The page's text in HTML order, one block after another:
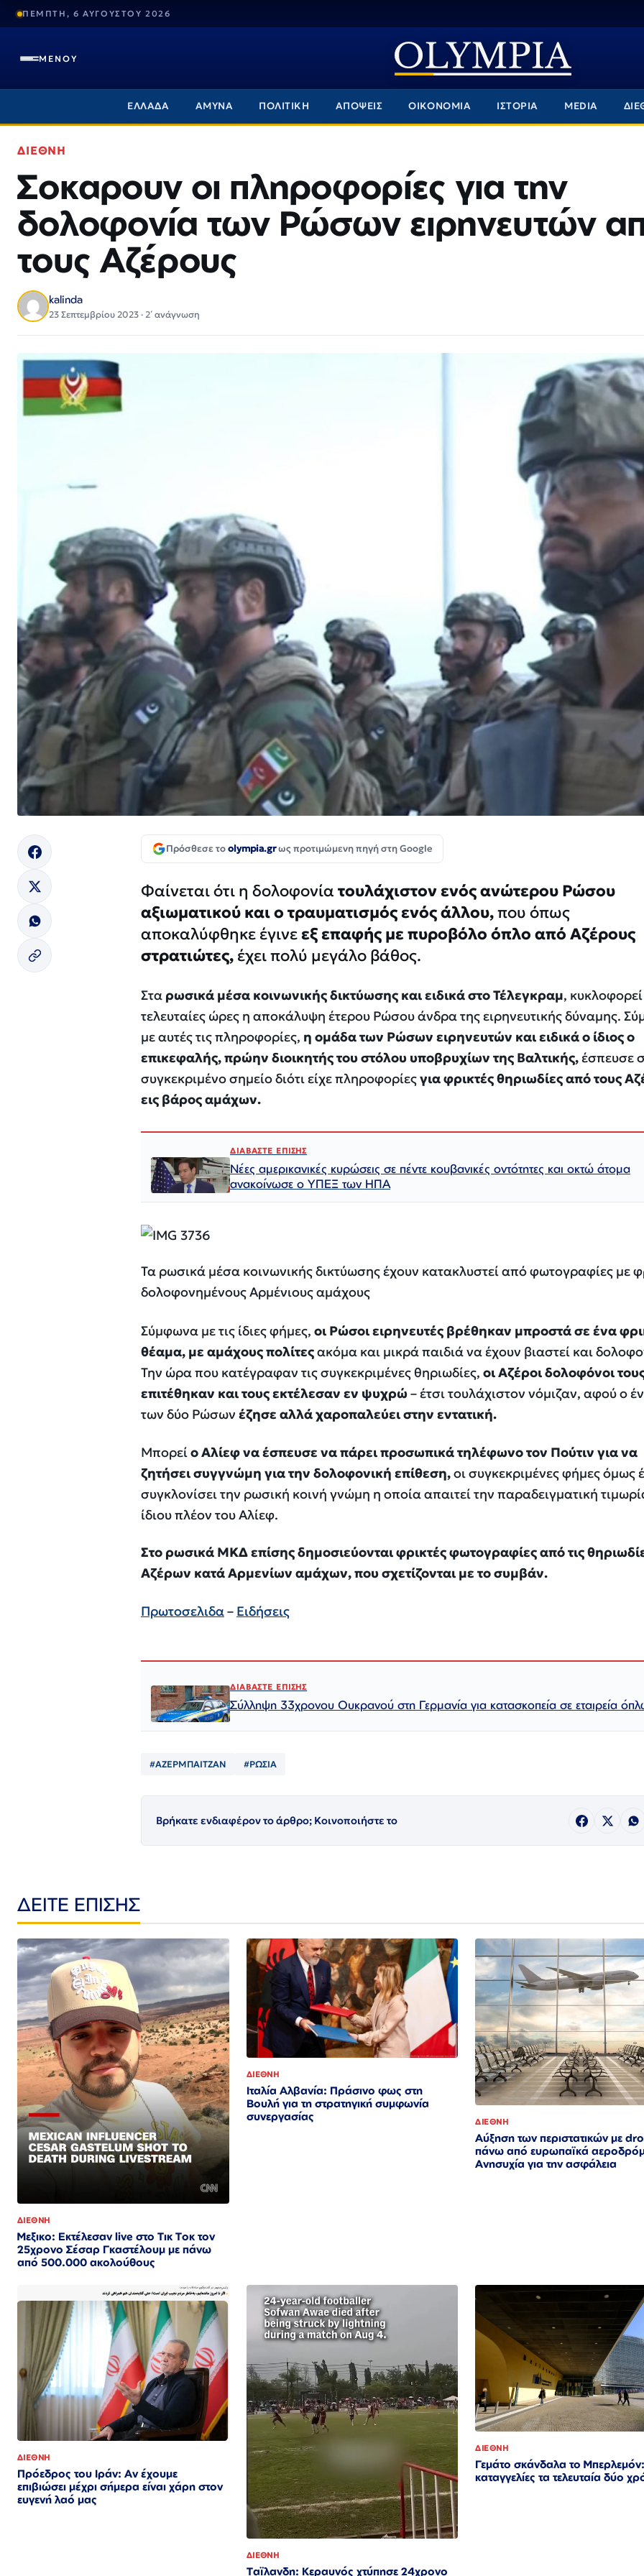
ΠΕΜΠΤΗ, 6 ΑΥΓΟΥΣΤΟΥ 2026
ΜΕΝΟΥ
ΕΛΛΑΔΑ ΑΜΥΝΑ ΠΟΛΙΤΙΚΗ ΑΠΟΨΕΙΣ ΟΙΚΟΝΟΜΙΑ ΙΣΤΟΡΙΑ MEDIA
ΔΙΕΘΝΗ
Σοκαρουν οι πληροφορίες για την
δολοφονία των Ρώσων ειρηνευτών
τους Αζέρους
kalinda
23 Σεπτεμβρίου 2023 · 2΄ ανάγνωση
Πρόσθεσε τοolympia.grως προτιμώμενη πηγή στη Google
Φαίνεται ότι η δολοφονία τουλάχιστον ενός ανώτερου Ρώσου
αξιωματικού και ο τραυματισμός ενός άλλου,που όπως
αποκαλύφθηκε έγινεεξ επαφής με πυροβόλο όπλο από Αζέρους
στρατιώτες, έχει πολύ μεγάλο βάθος.
Στα ρωσικά μέσα κοινωνικής δικτύωσης και ειδικά στο Τέλεγκραμ, κυκλοφορεί
τελευταίες ώρες η αποκάλυψη έτερου Ρώσου άνδρα της ειρηνευτικής δύναμης.
με αυτές τις πληροφορίες, η ομάδα των Ρώσων ειρηνευτών και ειδικά ο ίδιος ο
επικεφαλής, πρώην διοικητής του στόλου υποβρυχίων της Βαλτικής,έσπευσε
συγκεκριμένο σημείο διότι είχε πληροφορίεςγια φρικτές θηριωδίες από τους
εις βάρος αμάχων.
ΔΙΑΒΑΣΤΕ ΕΠΙΣΗΣ
Νέες αμερικανικές κυρώσεις σε πέντε κουβανικές οντότητες και οκτώ άτομα
ανακοίνωσε ο ΥΠΕΞ των ΗΠΑ
Τα ρωσικά μέσα κοινωνικής δικτύωσης έχουν κατακλυστεί από φωτογραφίες με
δολοφονημένους Αρμένιους αμάχους
Σύμφωνα με τις ίδιες φήμες, οι Ρώσοι ειρηνευτές βρέθηκαν μπροστά σε ένα
θέαμα, με αμάχους πολίτεςακόμα και μικρά παιδιά να έχουν βιαστεί και
Την ώρα που κατέγραφαν τις συγκεκριμένες θηριωδίες, οι Αζέροι δολοφόνοι
επιτέθηκαν και τους εκτέλεσαν εν ψυχρώ– έτσι τουλάχιστον νόμιζαν, αφού ο
των δύο Ρώσων έζησε αλλά χαροπαλεύει στην εντατική.
Μπορείο Αλίεφ να έσπευσε να πάρει προσωπικά τηλέφωνο τον Πούτιν για να
ζητήσει συγγνώμη για την δολοφονική επίθεση,οι συγκεκριμένες φήμες όμως
συγκλονίσει την ρωσική κοινή γνώμη η οποία απαιτεί την παραδειγματική
ίδιου πλέον του Αλίεφ.
Στο ρωσικά ΜΚΔ επίσης δημοσιεύονται φρικτές φωτογραφίες από τις
Αζέρων κατά Αρμενίων αμάχων, που σχετίζονται με το συμβάν.
Πρωτοσελιδα– Ειδήσεις
ΔΙΑΒΑΣΤΕ ΕΠΙΣΗΣ
Σύλληψη 33χρονου Ουκρανού στη Γερμανία για κατασκοπεία σε εταιρεία
#ΑΖΕΡΜΠΑΙΤΖΑΝ #ΡΩΣΙΑ
Βρήκατε ενδιαφέρον το άρθρο; Κοινοποιήστε το
ΔΕΙΤΕ ΕΠΙΣΗΣ
ΔΙΕΘΝΗ
Μεξικο: Εκτέλεσαν live στο Τικ Τοκ τον
25χρονο Σέσαρ Γκαστέλουμ με πάνω
από 500.000 ακολούθους
ΔΙΕΘΝΗ
Ιταλία Αλβανία: Πράσινο φως στη
Βουλή για τη στρατηγική συμφωνία
συνεργασίας
ΔΙΕΘΝΗ
Αύξηση των περιστατικών με
πάνω από ευρωπαϊκά
Ανησυχία για την ασφάλεια
ΔΙΕΘΝΗ
Πρόεδρος του Ιράν: Αν έχουμε
επιβιώσει μέχρι σήμερα είναι χάρη στον
ευγενή λαό μας
ΔΙΕΘΝΗ
Ταϊλανδη: Κεραυνός χτύπησε 24χρονο
ΔΙΕΘΝΗ
Γεμάτο σκάνδαλα το
καταγγελίες τα τελευταία δύο